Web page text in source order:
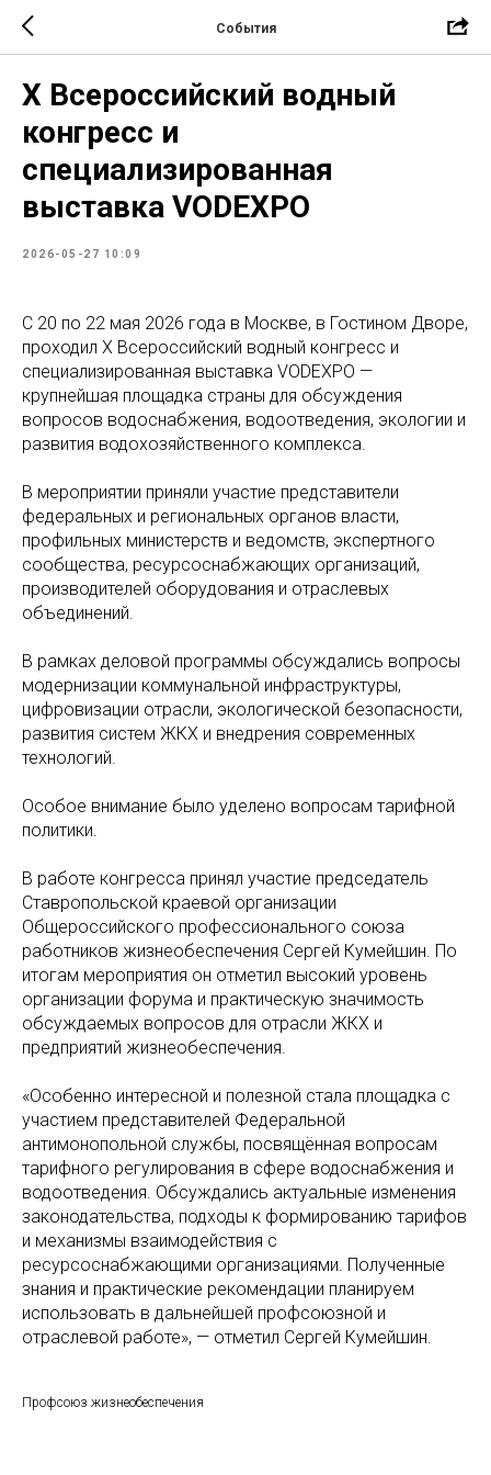
События
X Всероссийский водный
конгресс и
специализированная
выставка VODEXPO
2026-05-27 10:09
С 20 по 22 мая 2026 года в Москве, в Гостином Дворе,
проходил X Всероссийский водный конгресс и
специализированная выставка VODEXPO —
крупнейшая площадка страны для обсуждения
вопросов водоснабжения, водоотведения, экологии и
развития водохозяйственного комплекса.
В мероприятии приняли участие представители
федеральных и региональных органов власти,
профильных министерств и ведомств, экспертного
сообщества, ресурсоснабжающих организаций,
производителей оборудования и отраслевых
объединений.
В рамках деловой программы обсуждались вопросы
модернизации коммунальной инфраструктуры,
цифровизации отрасли, экологической безопасности,
развития систем ЖКХ и внедрения современных
технологий.
Особое внимание было уделено вопросам тарифной
политики.
В работе конгресса принял участие председатель
Ставропольской краевой организации
Общероссийского профессионального союза
работников жизнеобеспечения Сергей Кумейшин. По
итогам мероприятия он отметил высокий уровень
организации форума и практическую значимость
обсуждаемых вопросов для отрасли ЖКХ и
предприятий жизнеобеспечения.
«Особенно интересной и полезной стала площадка с
участием представителей Федеральной
антимонопольной службы, посвящённая вопросам
тарифного регулирования в сфере водоснабжения и
водоотведения. Обсуждались актуальные изменения
законодательства, подходы к формированию тарифов
и механизмы взаимодействия с
ресурсоснабжающими организациями. Полученные
знания и практические рекомендации планируем
использовать в дальнейшей профсоюзной и
отраслевой работе», — отметил Сергей Кумейшин.
Профсоюз жизнеобеспечения